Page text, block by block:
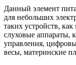
Данный элемент
для небольших
таких устройств,
слуховые аппараты,
управления,
весы, материнские